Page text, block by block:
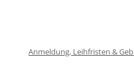
Anmeldung, Leihfristen &